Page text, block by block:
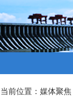
当前位置： 媒体聚焦